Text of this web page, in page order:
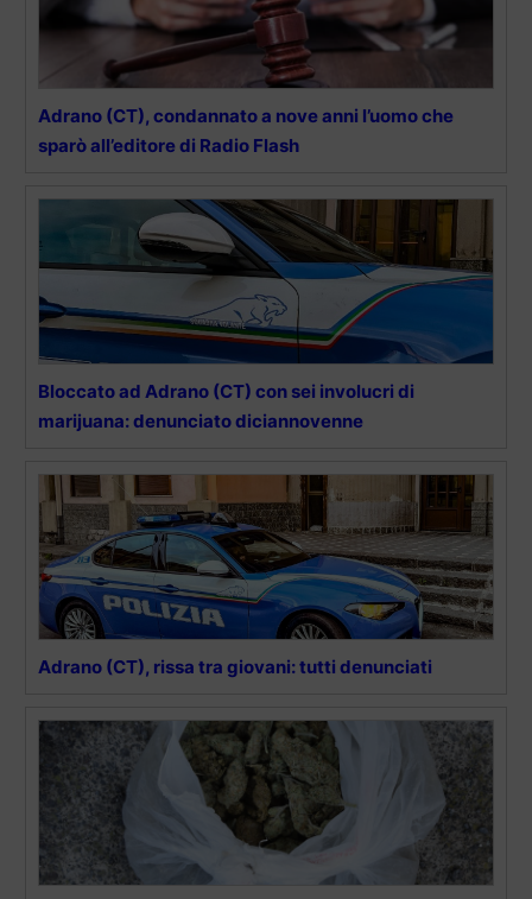
Adrano (CT), condannato a nove anni l’uomo che
sparò all’editore di Radio Flash
Bloccato ad Adrano (CT) con sei involucri di
marijuana: denunciato diciannovenne
Adrano (CT), rissa tra giovani: tutti denunciati